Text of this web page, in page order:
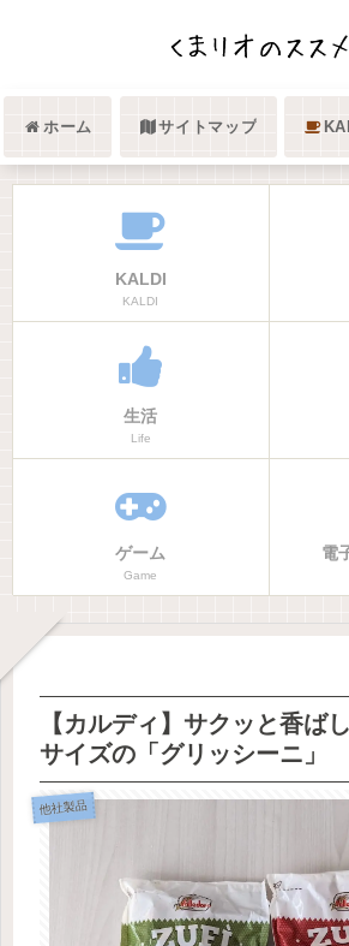
ホーム サイトマップ
KALDI
KALDI
生活
Life
ゲーム
Game
電
【カルディ】サクッと香ば
サイズの「グリッシーニ」
他社製品